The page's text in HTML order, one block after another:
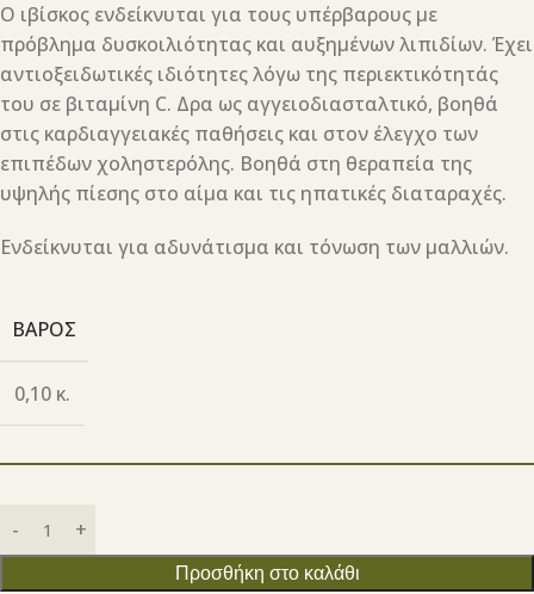
O ιβίσκος ενδείκνυται για τους υπέρβαρους με
πρόβλημα δυσκοιλιότητας και αυξημένων λιπιδίων. Έχει
αντιοξειδωτικές ιδιότητες λόγω της περιεκτικότητάς
του σε βιταμίνη C. Δρα ως αγγειοδιασταλτικό, βοηθά
στις καρδιαγγειακές παθήσεις και στον έλεγχο των
επιπέδων χοληστερόλης. Βοηθά στη θεραπεία της
υψηλής πίεσης στο αίμα και τις ηπατικές διαταραχές.
Ενδείκνυται για αδυνάτισμα και τόνωση των μαλλιών.
ΒΆΡΟΣ
0,10 κ.
Προσθήκη στο καλάθι